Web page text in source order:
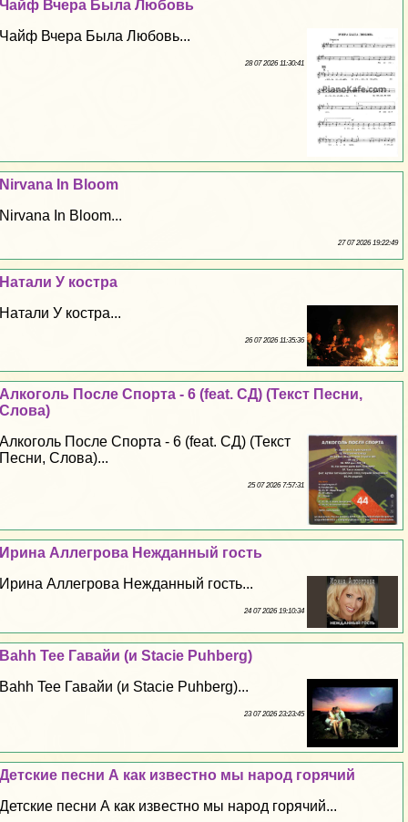
Чайф Вчера Была Любовь
Чайф Вчера Была Любовь...
28 07 2026 11:30:41
Nirvana In Bloom
Nirvana In Bloom...
27 07 2026 19:22:49
Натали У костра
Натали У костра...
26 07 2026 11:35:36
Алкоголь После Спорта - 6 (feat. СД) (Текст Песни,
Слова)
Алкоголь После Спорта - 6 (feat. СД) (Текст
Песни, Слова)...
25 07 2026 7:57:31
Ирина Аллегрова Нежданный гость
Ирина Аллегрова Нежданный гость...
24 07 2026 19:10:34
Bahh Tee Гавайи (и Stacie Puhberg)
Bahh Tee Гавайи (и Stacie Puhberg)...
23 07 2026 23:23:45
Детские песни А как известно мы народ горячий
Детские песни А как известно мы народ горячий...